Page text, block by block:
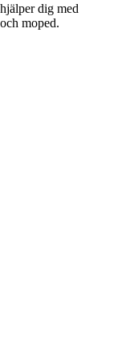
dig med
moped.